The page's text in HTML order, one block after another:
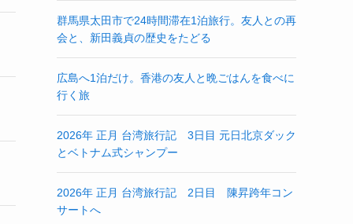
群馬県太田市で24時間滞在1泊旅行。友人との再
会と、新田義貞の歴史をたどる
広島へ1泊だけ。香港の友人と晩ごはんを食べに
行く旅
2026年 正月 台湾旅行記 3日目 元日北京ダック
とベトナム式シャンプー
2026年 正月 台湾旅行記 2日目 陳昇跨年コン
サートへ